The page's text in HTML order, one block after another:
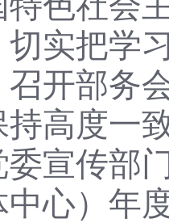
切实把学
开部务
持高度一
委宣传部
心） 年